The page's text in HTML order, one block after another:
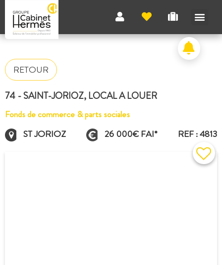
RETOUR
74 - SAINT-JORIOZ, LOCAL A LOUER
Fonds de commerce & parts sociales
ST JORIOZ
26 000€ FAI* REF : 4813